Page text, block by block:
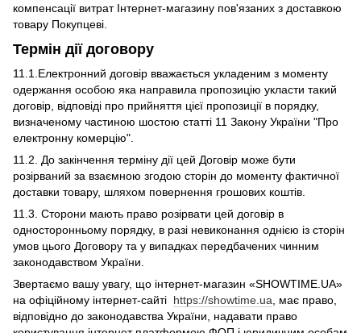
компенсації витрат Інтернет-магазину пов'язаних з доставкою
товару Покупцеві.
Термін дії договору
11.1.Електронний договір вважається укладеним з моменту
одержання особою яка направила пропозицію укласти такий
договір, відповіді про прийняття цієї пропозиції в порядку,
визначеному частиною шостою статті 11 Закону України "Про
електронну комерцію".
11.2. До закінчення терміну дії цей Договір може бути
розірваний за взаємною згодою сторін до моменту фактичної
доставки товару, шляхом повернення грошових коштів.
11.3. Сторони мають право розірвати цей договір в
односторонньому порядку, в разі невиконання однією із сторін
умов цього Договору та у випадках передбачених чинним
законодавством України.
Звертаємо вашу увагу, що інтернет-магазин «SHOWTIME.UA»
на офіційному інтернет-сайті https://showtime.ua , має право,
відповідно до законодавства України, надавати право